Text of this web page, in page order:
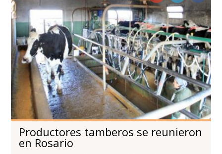
Productores tamberos se reunieron
en Rosario